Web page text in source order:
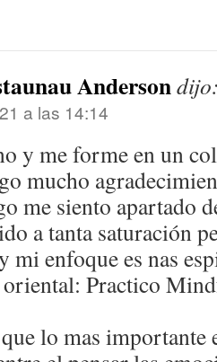
Anderson
a las 14:14
y me forme en un
mucho
me siento apartado
a tanta saturación
mi enfoque es nas
Practico
lo mas importante